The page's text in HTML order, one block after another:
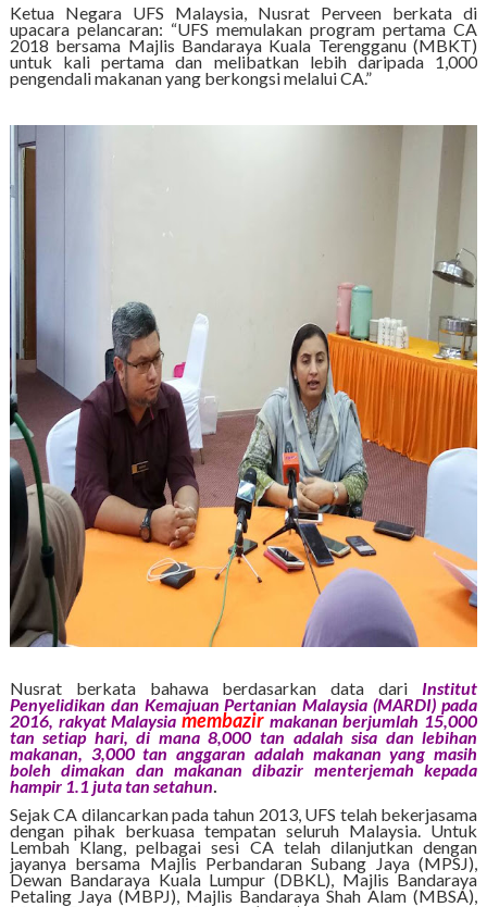
Ketua Negara UFS Malaysia, Nusrat Perveen berkata di
upacara pelancaran: “UFS memulakan program pertama CA
2018 bersama Majlis Bandaraya Kuala Terengganu (MBKT)
untuk kali pertama dan melibatkan lebih daripada 1,000
pengendali makanan yang berkongsi melalui CA.”
Nusrat berkata bahawa berdasarkan data dari Institut
Penyelidikan dan Kemajuan Pertanian Malaysia (MARDI) pada
2016, rakyat Malaysia membazir makanan berjumlah 15,000
tan setiap hari, di mana 8,000 tan adalah sisa dan lebihan
makanan, 3,000 tan anggaran adalah makanan yang masih
boleh dimakan dan makanan dibazir menterjemah kepada
hampir 1.1 juta tan setahun.
Sejak CA dilancarkan pada tahun 2013, UFS telah bekerjasama
dengan pihak berkuasa tempatan seluruh Malaysia. Untuk
Lembah Klang, pelbagai sesi CA telah dilanjutkan dengan
jayanya bersama Majlis Perbandaran Subang Jaya (MPSJ),
Dewan Bandaraya Kuala Lumpur (DBKL), Majlis Bandaraya
Petaling Jaya (MBPJ), Majlis Bandaraya Shah Alam (MBSA),